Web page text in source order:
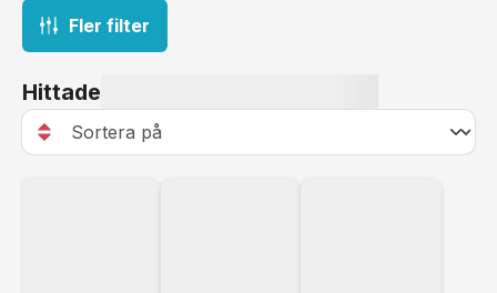
Fler filter
Hittade